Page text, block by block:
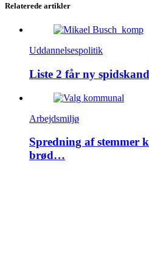
Relaterede artikler
Uddannelsespolitik
Liste 2 får ny
Arbejdsmiljø
Spredning af stemmer
brød…